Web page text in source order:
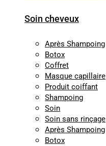
Soin cheveux
Après Shampoing
Botox
Coffret
Masque capillaire
Produit coiffant
Shampoing
Soin
Soin sans rinçage
Après Shampoing
Botox